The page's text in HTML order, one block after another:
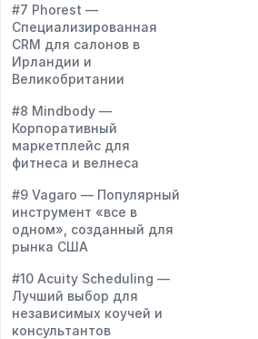
#7 Phorest —
Специализированная
CRM для салонов в
Ирландии и
Великобритании
#8 Mindbody —
Корпоративный
маркетплейс для
фитнеса и велнеса
#9 Vagaro — Популярный
инструмент «все в
одном», созданный для
рынка США
#10 Acuity Scheduling —
Лучший выбор для
независимых коучей и
консультантов